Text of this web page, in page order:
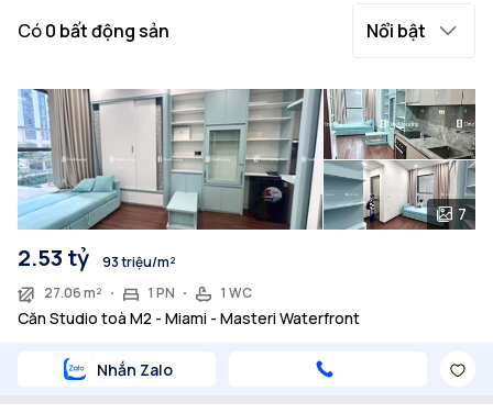
Có0 bất động sản Nổi bật
7
2.53 tỷ
93 triệu/m²
27.06 m²
1 PN 1 WC
Căn Studio toà M2 - Miami - Masteri Waterfront
Nhắn Zalo